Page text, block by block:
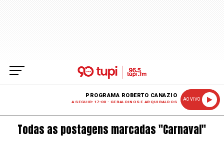
PROGRAMA ROBERTO CANAZIO
A SEGUIR: 17:00 - GERALDINOS E ARQUIBALDOS
AO VIVO
Todas as postagens marcadas "Carnaval"